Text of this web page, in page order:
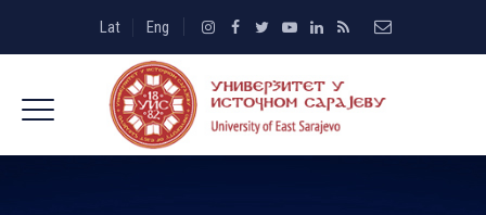
Lat Eng